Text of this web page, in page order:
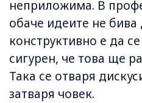
неприложима. В
обаче идеите не бива
конструктивно е да
сигурен, че това ще
Така се отваря
затваря човек.